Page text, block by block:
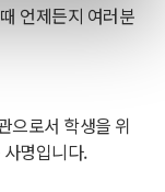
언제든지 여러분
으로서 학생을 위
명입니다.